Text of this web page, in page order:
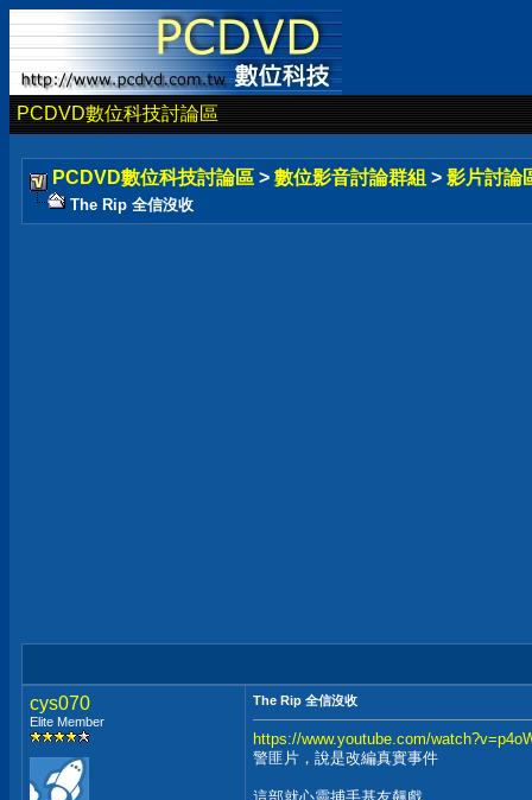
PCDVD數位科技討論區
PCDVD數位科技討論區 > 數位影音討論群組 > 影片討論
The Rip 全信沒收
cys070
Elite Member
The Rip 全信沒收
https://www.youtube.com/
警匪片，說是改編真實事件